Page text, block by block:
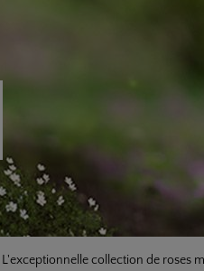
L'exceptionnelle collection de